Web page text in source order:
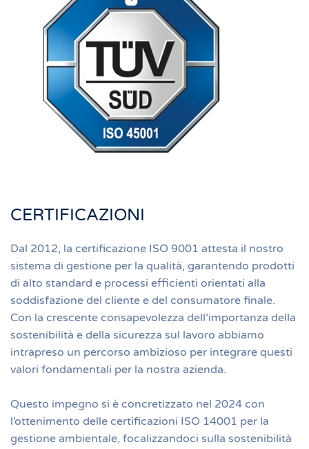
CERTIFICAZIONI
Dal 2012, la certificazione ISO 9001 attesta il nostro
sistema di gestione per la qualità, garantendo prodotti
di alto standard e processi efficienti orientati alla
soddisfazione del cliente e del consumatore finale.
Con la crescente consapevolezza dell’importanza della
sostenibilità e della sicurezza sul lavoro abbiamo
intrapreso un percorso ambizioso per integrare questi
valori fondamentali per la nostra azienda.
Questo impegno si è concretizzato nel 2024 con
l’ottenimento delle certificazioni ISO 14001 per la
gestione ambientale, focalizzandoci sulla sostenibilità